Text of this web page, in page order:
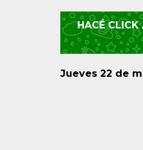
HACÉ CLICK
Jueves 22 de